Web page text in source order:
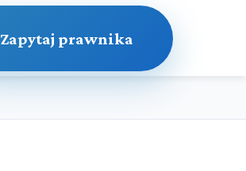
Zapytaj prawnika